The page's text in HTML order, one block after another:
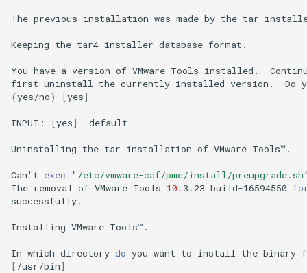
The previous installation was made by the tar
Keeping the tar4 installer database format.
You have a version of VMware Tools installed.
first uninstall the currently installed version. Do
(yes/no) [yes]
INPUT: [yes] default
Uninstalling the tar installation of VMware Tools™.
Can' t exec
"/etc/vmware-caf/pme/install/
The removal of VMware Tools 10 .3.23 build-16594550
successfully.
Installing VMware Tools™.
In which directory do you want to install the binary
[ /usr/bin]